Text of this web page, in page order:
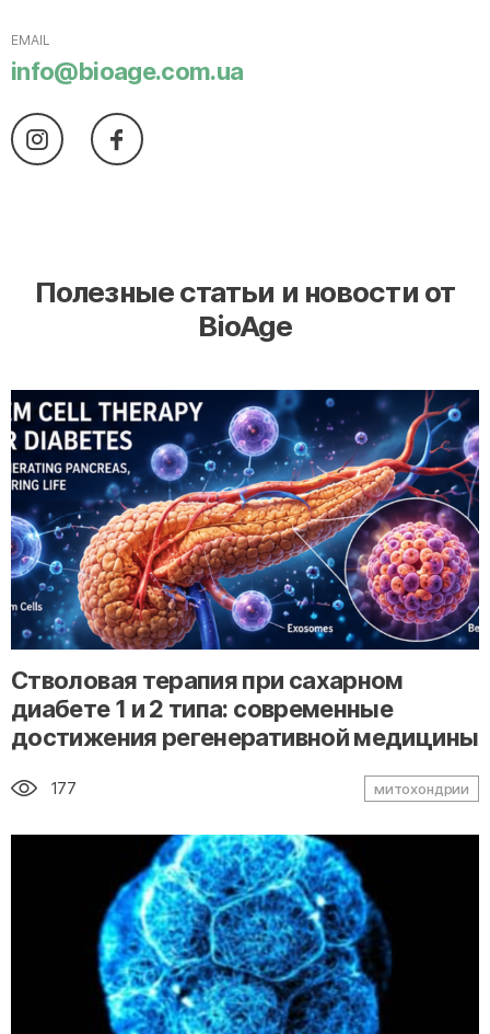
EMAIL
info@bioage.com.ua
Полезные статьи и новости от
BioAge
" alt="loading" class="img-responsive"/>
Стволовая терапия при сахарном
диабете 1 и 2 типа: современные
достижения регенеративной медицины
177 митохондрии